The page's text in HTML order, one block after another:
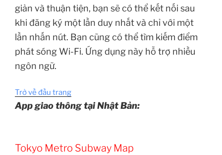
giản và thuận tiện, bạn sẽ có thể kết nối sau
khi đăng ký một lần duy nhất và chỉ với một
lần nhấn nút. Bạn cũng có thể tìm kiếm điểm
phát sóng Wi-Fi. Ứng dụng này hỗ trợ nhiều
ngôn ngữ.
Trở về đầu trang
App giao thông tại Nhật Bản:
Tokyo Metro Subway Map